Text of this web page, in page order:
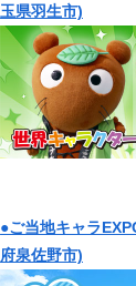
玉県羽生市)
●ご当地キャラ
府泉佐野市)